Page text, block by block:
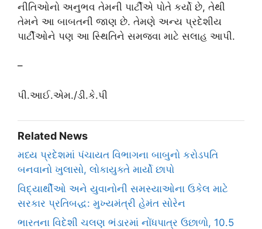
નીતિઓનો અનુભવ તેમની પાર્ટીએ પોતે કર્યો છે, તેથી
તેમને આ બાબતની જાણ છે. તેમણે અન્ય પ્રદેશીય
પાર્ટીઓને પણ આ સ્થિતિને સમજવા માટે સલાહ આપી.
–
પી.આઈ.એમ./ડી.કે.પી
Related News
મધ્ય પ્રદેશમાં પંચાયત વિભાગના બાબુનો કરોડપતિ
બનવાનો ખુલાસો, લોકાયુક્તે માર્યો છાપો
વિદ્યાર્થીઓ અને યુવાનોની સમસ્યાઓના ઉકેલ માટે
સરકાર પ્રતિબદ્ધ: મુખ્યમંત્રી હેમંત સોરેન
ભારતના વિદેશી ચલણ ભંડારમાં નોંધપાત્ર ઉછાળો, 10.5